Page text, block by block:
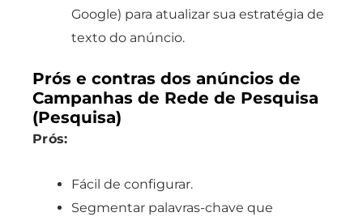
Google) para atualizar sua estratégia de
texto do anúncio.
Prós e contras dos anúncios de
Campanhas de Rede de Pesquisa
(Pesquisa)
Prós:
Fácil de configurar.
Segmentar palavras-chave que